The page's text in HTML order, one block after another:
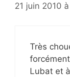
21 juin 2010 à
Très
Lubat et